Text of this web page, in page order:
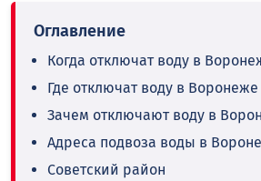
Когда отключат воду в
Где отключат воду в Воронеже
Зачем отключают воду в
Адреса подвоза воды в
Советский район